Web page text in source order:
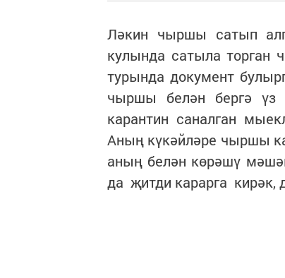
Ләкин чыршы сатып
кулында сатыла торган
турында документ
чыршы белән бергә үз
карантин саналган
Аның күкәйләре чыршы
аның белән көрәшү
да җитди карарга кирәк,